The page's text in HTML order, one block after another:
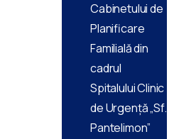
Cabinetului de
Planificare
Familială din
cadrul
Spitalului Clinic
de Urgență „Sf.
Pantelimon”